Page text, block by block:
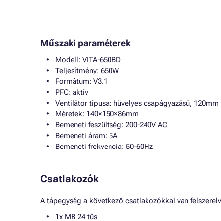
Műszaki paraméterek
Modell: VITA-650BD
Teljesítmény: 650W
Formátum: V3.1
PFC: aktív
Ventilátor típusa: hüvelyes csapágyazású, 120mm
Méretek: 140×150×86mm
Bemeneti feszültség: 200-240V AC
Bemeneti áram: 5A
Bemeneti frekvencia: 50-60Hz
Csatlakozók
A tápegység a következő csatlakozókkal van
1x MB 24 tűs